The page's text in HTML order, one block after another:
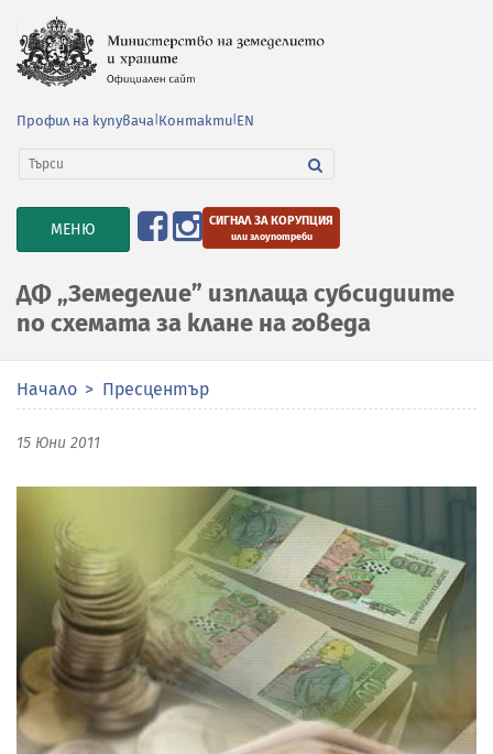
Профил на купувача Контакти EN
TOGGLE
NAVIGATION
МЕНЮ СИГНАЛ ЗА КОРУПЦИЯ
или злоупотреби
ДФ „Земеделие” изплаща субсидиите
по схемата за клане на говеда
Начало Пресцентър
15 Юни 2011